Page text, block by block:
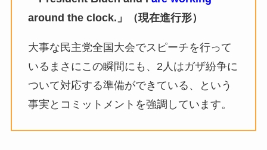
around the clock.」（現在進行形）
大事な民主党全国大会でスピーチを行って
いるまさにこの瞬間にも、2人はガザ紛争に
ついて対応する準備ができている、という
事実とコミットメントを強調しています。